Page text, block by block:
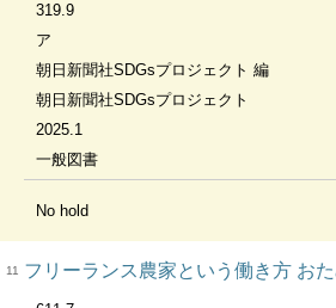
319.9
ア
朝日新聞社SDGsプロジェクト 編
朝日新聞社SDGsプロジェクト
2025.1
一般図書
No hold
11 フリーランス農家という働き方 お